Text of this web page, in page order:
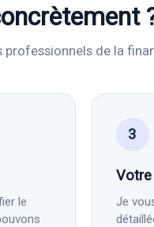
de la
le
3
Je